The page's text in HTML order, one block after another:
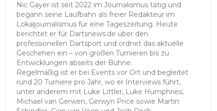
Nic Gayer ist seit 2022 im Journalismus tätig und
begann seine Laufbahn als freier Redakteur im
Lokaljournalismus für eine Tageszeitung. Heute
berichtet er für Dartsnews.de über den
professionellen Dartsport und ordnet das aktuelle
Geschehen ein – von großen Turnieren bis zu
Entwicklungen abseits der Bühne.
Regelmäßig ist er bei Events vor Ort und begleitet
rund 20 Turniere pro Jahr, wo er Interviews führt,
unter anderem mit Luke Littler, Luke Humphries,
Michael van Gerwen, Gerwyn Price sowie Martin